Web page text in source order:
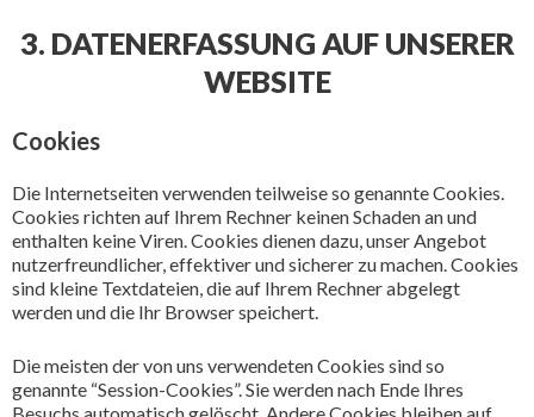
3. DATENERFASSUNG AUF UNSERER
WEBSITE
Cookies
Die Internetseiten verwenden teilweise so genannte Cookies.
Cookies richten auf Ihrem Rechner keinen Schaden an und
enthalten keine Viren. Cookies dienen dazu, unser Angebot
nutzerfreundlicher, effektiver und sicherer zu machen. Cookies
sind kleine Textdateien, die auf Ihrem Rechner abgelegt
werden und die Ihr Browser speichert.
Die meisten der von uns verwendeten Cookies sind so
genannte “Session-Cookies”. Sie werden nach Ende Ihres